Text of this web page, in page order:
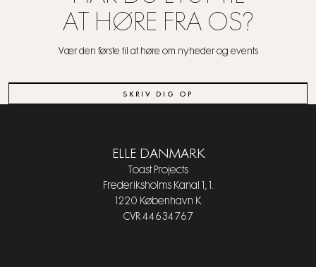
AT HØRE FRA OS?
Vær den første til at høre om nyheder og events
SKRIV DIG OP
ELLE DANMARK
Toast Projects
Frederiksholms Kanal 1, 1.
1220 København K
CVR 44634767